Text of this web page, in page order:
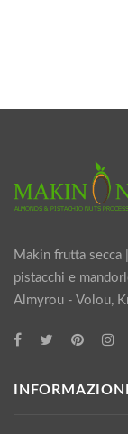
Makin frutta secca
pistacchi e
Almyrou - Volou,
INFORMAZIONI